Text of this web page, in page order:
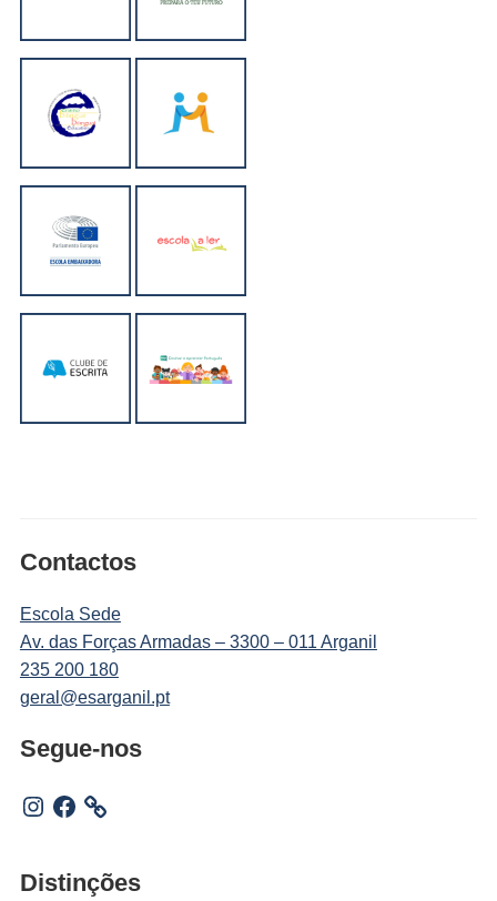
Contactos
Escola Sede
Av. das Forças Armadas – 3300 – 011 Arganil
235 200 180
geral@esarganil.pt
Segue-nos
Instagram
Facebook
Distinções